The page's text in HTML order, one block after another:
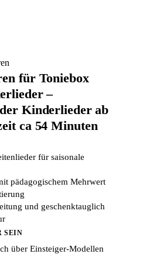
für Toniebox
–
Kinderlieder ab
ca 54 Minuten
für saisonale
pädagogischem Mehrwert
und geschenktauglich
SEIN
über Einsteiger-Modellen